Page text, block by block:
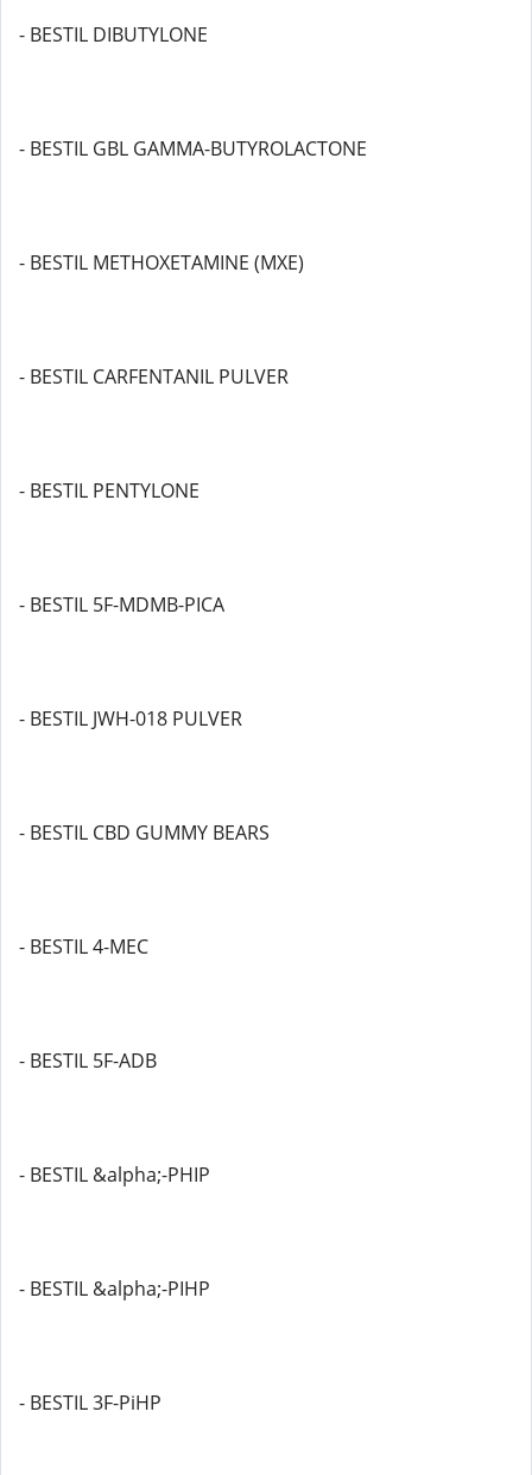
- BESTIL DIBUTYLONE
- BESTIL GBL GAMMA-BUTYROLACTONE
- BESTIL METHOXETAMINE (MXE)
- BESTIL CARFENTANIL PULVER
- BESTIL PENTYLONE
- BESTIL 5F-MDMB-PICA
- BESTIL JWH-018 PULVER
- BESTIL CBD GUMMY BEARS
- BESTIL 4-MEC
- BESTIL 5F-ADB
- BESTIL &alpha;-PHIP
- BESTIL &alpha;-PIHP
- BESTIL 3F-PiHP